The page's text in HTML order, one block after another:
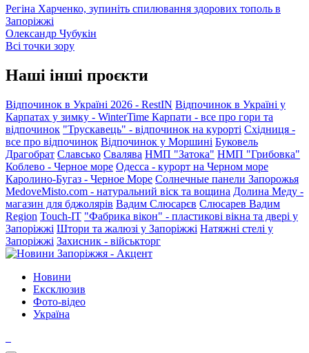
Регіна Харченко, зупиніть спилювання здорових тополь в
Запоріжжі
Олександр Чубукін
Всі точки зору
Наші інші проєкти
Відпочинок в Україні 2026 - RestIN Відпочинок в Україні у
Карпатах у зимку - WinterTime Карпати - все про гори та
відпочинок "Трускавець" - відпочинок на курорті Східниця -
все про відпочинок Відпочинок у Моршині Буковель
Драгобрат Славсько Свалява НМП "Затока" НМП "Грибовка"
Коблево - Черное море Одесса - курорт на Черном море
Каролино-Бугаз - Черное Море Солнечные панели Запорожья
MedoveMisto.com - натуральний віск та вощина Долина Меду -
магазин для бджолярів Вадим Слюсарєв Слюсарев Вадим
Region Touch-IT "Фабрика вікон" - пластикові вікна та двері у
Запоріжжі Штори та жалюзі у Запоріжжі Натяжні стелі у
Запоріжжі Захисник - військторг
Новини
Ексклюзив
Фото-відео
Україна